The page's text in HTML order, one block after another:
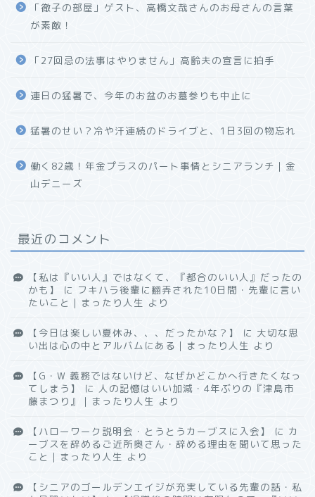
「徹子の部屋」ゲスト、高橋文哉さんのお母さんの言葉
が素敵！
「27回忌の法事はやりません」高齢夫の宣言に拍手
連日の猛暑で、今年のお盆のお墓参りも中止に
猛暑のせい？冷や汗連続のドライブと、1日3回の物忘れ
働く82歳！年金プラスのパート事情とシニアランチ｜金
山デニーズ
最近のコメント
【私は『いい人』ではなくて、『都合のいい人』だったの
かも】
に フキハラ後輩に翻弄された10日間・先輩に言い
たいこと｜まったり人生 より
【今日は楽しい夏休み、、、だったかな？】 に 大切な思
い出は心の中とアルバムにある｜まったり人生 より
【G・W 義務ではないけど、なぜかどこかへ行きたくなっ
てしまう】
に 人の記憶はいい加減・4年ぶりの『津島市
藤まつり』｜まったり人生 より
【ハローワーク説明会・とうとうカーブスに入会】 に カ
ーブスを辞めるご近所奥さん・辞める理由を聞いて思った
こと｜まったり人生 より
【シニアのゴールデンエイジが充実している先輩の話・私